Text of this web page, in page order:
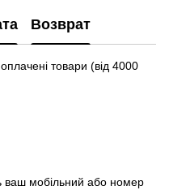
Возврат
товари (від 4000
ваш мобільний або номер